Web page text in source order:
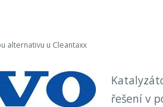
alternativu u Cleantaxx
řešení v